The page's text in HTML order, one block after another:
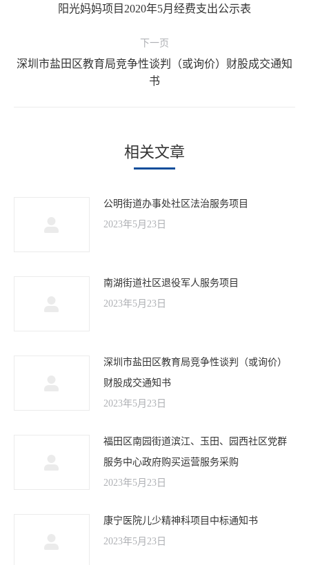
上
文
章：
阳光妈妈项目2020年5月经费支出公示表
下一页
下
深圳市盐田区教育局竞争性谈判（或询价）财股成交通知
书
相关文章
公明街道办事处社区法治服务项目
2023年5月23日
南湖街道社区退役军人服务项目
2023年5月23日
深圳市盐田区教育局竞争性谈判（或询价）
财股成交通知书
2023年5月23日
福田区南园街道滨江、玉田、园西社区党群
服务中心政府购买运营服务采购
2023年5月23日
康宁医院儿少精神科项目中标通知书
2023年5月23日